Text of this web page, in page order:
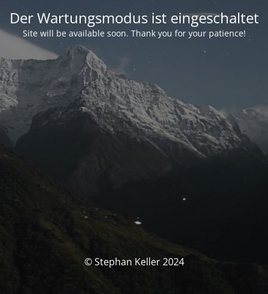
Der Wartungsmodus ist eingeschaltet
Site will be available soon. Thank you for your patience!
© Stephan Keller 2024